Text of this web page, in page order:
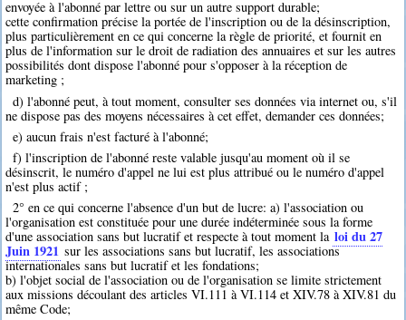
envoyée à l'abonné par lettre ou sur un autre support durable;
cette confirmation précise la portée de l'inscription ou de la désinscription,
plus particulièrement en ce qui concerne la règle de priorité, et fournit en
plus de l'information sur le droit de radiation des annuaires et sur les autres
possibilités dont dispose l'abonné pour s'opposer à la réception de
marketing ;
d) l'abonné peut, à tout moment, consulter ses données via internet ou, s'il
ne dispose pas des moyens nécessaires à cet effet, demander ces données;
e) aucun frais n'est facturé à l'abonné;
f) l'inscription de l'abonné reste valable jusqu'au moment où il se
désinscrit, le numéro d'appel ne lui est plus attribué ou le numéro d'appel
n'est plus actif ;
2° en ce qui concerne l'absence d'un but de lucre: a) l'association ou
l'organisation est constituée pour une durée indéterminée sous la forme
d'une association sans but lucratif et respecte à tout moment la loi du 27
Juin 1921 sur les associations sans but lucratif, les associations
internationales sans but lucratif et les fondations;
b) l'objet social de l'association ou de l'organisation se limite strictement
aux missions découlant des articles VI.111 à VI.114 et XIV.78 à XIV.81 du
même Code;